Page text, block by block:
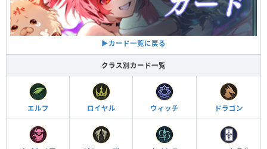
▶︎カード一覧に戻る
クラス別カード一覧
エルフ ロイヤル ウィッチ ドラゴン